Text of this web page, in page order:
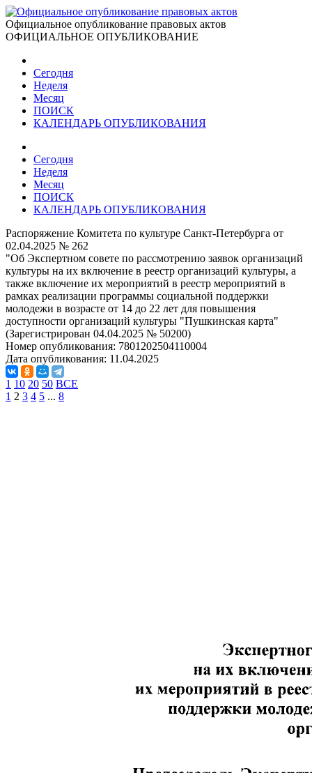
Официальное опубликование правовых актов
ОФИЦИАЛЬНОЕ ОПУБЛИКОВАНИЕ
Сегодня
Неделя
Месяц
ПОИСК
КАЛЕНДАРЬ ОПУБЛИКОВАНИЯ
Сегодня
Неделя
Месяц
ПОИСК
КАЛЕНДАРЬ ОПУБЛИКОВАНИЯ
Распоряжение Комитета по культуре Санкт-Петербурга от
02.04.2025 № 262
"Об Экспертном совете по рассмотрению заявок организаций
культуры на их включение в реестр организаций культуры, а
также включение их мероприятий в реестр мероприятий в
рамках реализации программы социальной поддержки
молодежи в возрасте от 14 до 22 лет для повышения
доступности организаций культуры "Пушкинская карта"
(Зарегистрирован 04.04.2025 № 50200)
Номер опубликования: 7801202504110004
Дата опубликования: 11.04.2025
1 10 20 50 ВСЕ
1 2 3 4 5 ... 8